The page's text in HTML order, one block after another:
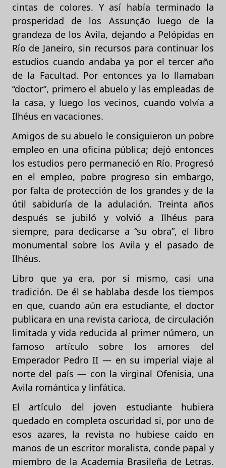
cintas de colores. Y así había terminado la
prosperidad de los Assunção luego de la
grandeza de los Avila, dejando a Pelópidas en
Río de Janeiro, sin recursos para continuar los
estudios cuando andaba ya por el tercer año
de la Facultad. Por entonces ya lo llamaban
“doctor”, primero el abuelo y las empleadas de
la casa, y luego los vecinos, cuando volvía a
Ilhéus en vacaciones.
Amigos de su abuelo le consiguieron un pobre
empleo en una oficina pública; dejó entonces
los estudios pero permaneció en Río. Progresó
en el empleo, pobre progreso sin embargo,
por falta de protección de los grandes y de la
útil sabiduría de la adulación. Treinta años
después se jubiló y volvió a Ilhéus para
siempre, para dedicarse a “su obra”, el libro
monumental sobre los Avila y el pasado de
Ilhéus.
Libro que ya era, por sí mismo, casi una
tradición. De él se hablaba desde los tiempos
en que, cuando aún era estudiante, el doctor
publicara en una revista carioca, de circulación
limitada y vida reducida al primer número, un
famoso artículo sobre los amores del
Emperador Pedro II — en su imperial viaje al
norte del país — con la virginal Ofenisia, una
Avila romántica y linfática.
El artículo del joven estudiante hubiera
quedado en completa oscuridad si, por uno de
esos azares, la revista no hubiese caído en
manos de un escritor moralista, conde papal y
miembro de la Academia Brasileña de Letras.